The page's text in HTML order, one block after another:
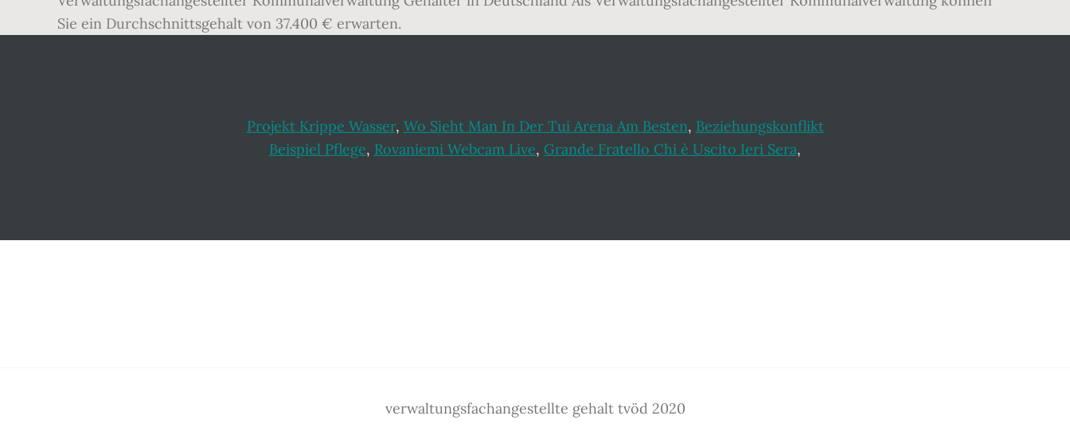
Projekt Krippe Wasser, Wo Sieht Man In Der Tui Arena Am Besten, Beziehungskonflikt
Beispiel Pflege, Rovaniemi Webcam Live, Grande Fratello Chi è Uscito Ieri Sera,
verwaltungsfachangestellte gehalt tvöd 2020